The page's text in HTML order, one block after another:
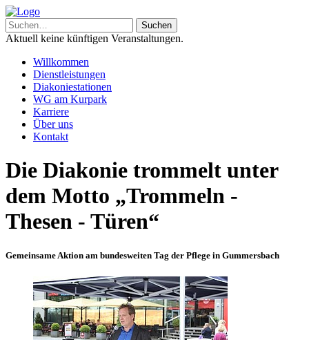
Aktuell keine künftigen Veranstaltungen.
Willkommen
Dienstleistungen
Diakoniestationen
WG am Kurpark
Karriere
Über uns
Kontakt
Die Diakonie trommelt unter
dem Motto „Trommeln -
Thesen - Türen“
Gemeinsame Aktion am bundesweiten Tag der Pflege in Gummersbach